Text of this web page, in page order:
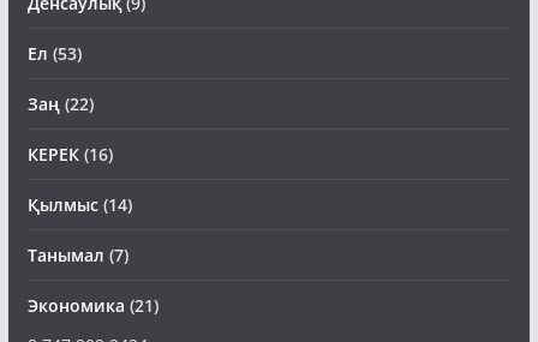
Ел (53)
Заң (22)
КЕРЕК(16)
Қылмыс(14)
Танымал (7)
Экономика (21)